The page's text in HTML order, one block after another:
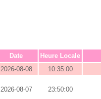
Date Heure Locale
2026-08-08
10:35:00
2026-08-07 23:50:00